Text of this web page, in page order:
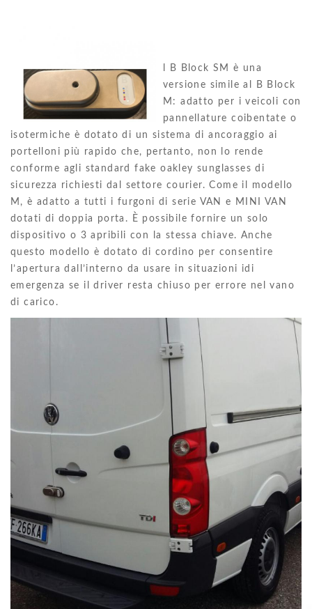
l B Block SM è una
versione simile al B Block
M: adatto per i veicoli con
pannellature coibentate o
isotermiche è dotato di un sistema di ancoraggio ai
portelloni più rapido che, pertanto, non lo rende
conforme agli standard fake oakley sunglasses di
sicurezza richiesti dal settore courier. Come il modello
M, è adatto a tutti i furgoni di serie VAN e MINI VAN
dotati di doppia porta. È possibile fornire un solo
dispositivo o 3 apribili con la stessa chiave. Anche
questo modello è dotato di cordino per consentire
l’apertura dall’interno da usare in situazioni idi
emergenza se il driver resta chiuso per errore nel vano
di carico.